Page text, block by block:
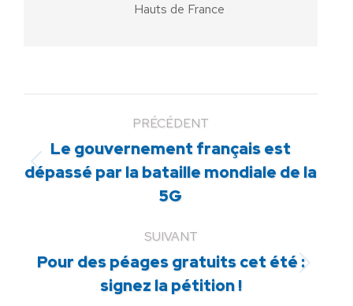
Hauts de France
PRÉCÉDENT
Article
précédent
Le gouvernement français est
dépassé par la bataille mondiale de la
5G
SUIVANT
Article
suivant
Pour des péages gratuits cet été :
signez la pétition !